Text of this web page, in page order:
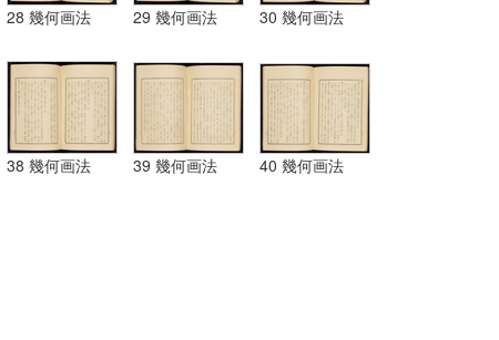
28 幾何画法 29 幾何画法 30 幾何画法
38 幾何画法 39 幾何画法 40 幾何画法